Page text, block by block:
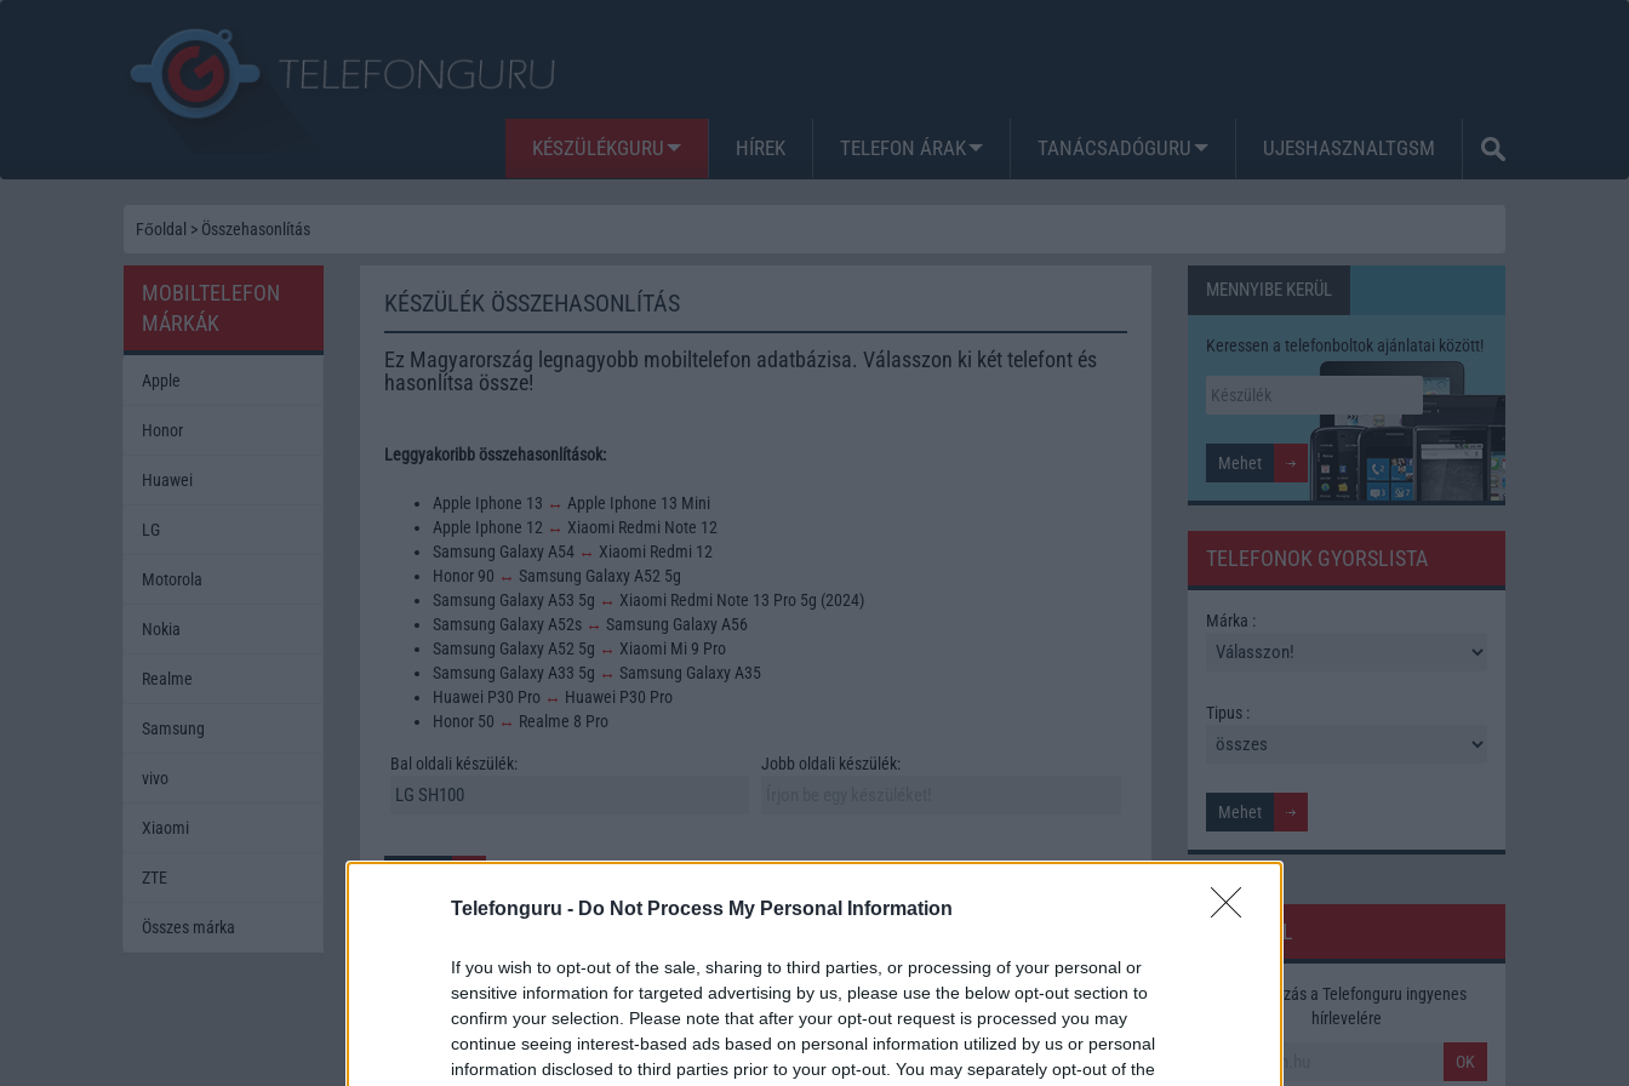
Telefonguru - Do Not Process My Personal Information
If you wish to opt-out of the sale, sharing to third parties, or processing of your personal or
sensitive information for targeted advertising by us, please use the below opt-out section to
confirm your selection. Please note that after your opt-out request is processed you may
continue seeing interest-based ads based on personal information utilized by us or personal
information disclosed to third parties prior to your opt-out. You may separately opt-out of the
KÉSZÜLÉKGURU HÍREK TELEFON ÁRAK TANÁCSADÓGURU UJESHASZNALTGSM
Főoldal > Összehasonlítás
KÉSZÜLÉK ÖSSZEHASONLÍTÁS
Ez Magyarország legnagyobb mobiltelefon adatbázisa. Válasszon ki két telefont és
hasonlítsa össze!
Leggyakoribb összehasonlítások:
Apple Iphone 13 ↔ Apple Iphone 13 Mini
Apple Iphone 12 ↔ Xiaomi Redmi Note 12
Samsung Galaxy A54 ↔ Xiaomi Redmi 12
Honor 90 ↔ Samsung Galaxy A52 5g
Samsung Galaxy A53 5g ↔ Xiaomi Redmi Note 13 Pro 5g (2024)
Samsung Galaxy A52s ↔ Samsung Galaxy A56
Samsung Galaxy A52 5g ↔ Xiaomi Mi 9 Pro
Samsung Galaxy A33 5g ↔ Samsung Galaxy A35
Huawei P30 Pro ↔ Huawei P30 Pro
Honor 50 ↔ Realme 8 Pro
Bal oldali készülék: Jobb oldali készülék:
A mobiltelefonok kiválasztása és összehasonlítása az egyik legfontosabb feladat azok számára, akik új
készüléket szeretnének vásárolni. A mobiltelefonok sokfélesége azonban számos szempontot vonz magára,
amikor két készüléket hasonlítunk össze. Ebben a cikkben összehasonlítunk két szabadon választott
mobiltelefont, és segítünk megtalálni azokat az elemeket, amelyek a döntésünket meghatározzák.
MENNYIBE KERÜL
Keressen a telefonboltok ajánlatai között!
TELEFONOK GYORSLISTA
Márka :
Tipus :
HÍRLEVÉL
Feliratkozás a Telefonguru ingyenes
hírlevelére
OK
MOBILTELEFON
MÁRKÁK
Apple
Honor
Huawei
LG
Motorola
Nokia
Realme
Samsung
vivo
Xiaomi
ZTE
Összes márka